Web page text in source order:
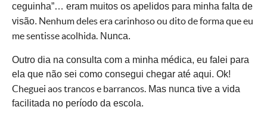
ceguinha”… eram muitos os apelidos para minha falta de
visão. Nenhum deles era carinhoso ou dito de forma que eu
me sentisse acolhida. Nunca.
Outro dia na consulta com a minha médica, eu falei para
ela que não sei como consegui chegar até aqui. Ok!
Cheguei aos trancos e barrancos. Mas nunca tive a vida
facilitada no período da escola.